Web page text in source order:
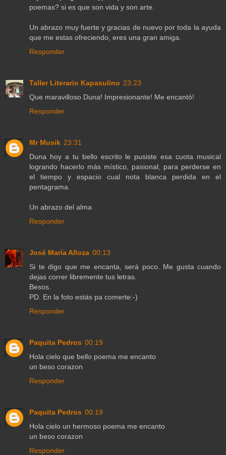
poemas? si es que son vida y son arte.
Un abrazo muy fuerte y gracias de nuevo por toda la ayuda
que me estas ofreciendo, eres una gran amiga.
Responder
Taller Literario Kapasulino 23:23
Que maravilloso Duna! Impresionante! Me encantó!
Responder
Mr Musik 23:31
Duna hoy a tu bello escrito le pusiste esa cuota musical
logrando hacerlo más místico, pasional, para perderse en
el tiempo y espacio cual nota blanca perdida en el
pentagrama.
Un abrazo del alma
Responder
José María Alloza 00:13
Si te digo que me encanta, será poco. Me gusta cuando
dejas correr libremente tus letras.
Besos.
PD. En la foto estás pa comerte:-)
Responder
Paquita Pedros 00:19
Hola cielo que bello poema me encanto
un beso corazon
Responder
Paquita Pedros 00:19
Hola cielo un hermoso poema me encanto
un beso corazon
Responder